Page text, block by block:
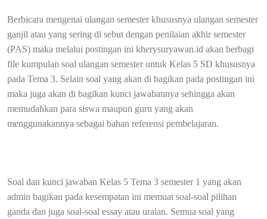
Berbicara mengenai ulangan semester khususnya ulangan semester
ganjil atau yang sering di sebut dengan penilaian akhir semester
(PAS) maka melalui postingan ini kherysuryawan.id akan berbagi
file kumpulan soal ulangan semester untuk Kelas 5 SD khususnya
pada Tema 3. Selain soal yang akan di bagikan pada postingan ini
maka juga akan di bagikan kunci jawabannya sehingga akan
memudahkan para siswa maupun guru yang akan
menggunakannya sebagai bahan referensi pembelajaran.
Soal dan kunci jawaban Kelas 5 Tema 3 semester 1 yang akan
admin bagikan pada kesempatan ini memuat soal-soal pilihan
ganda dan juga soal-soal essay atau uraian. Semua soal yang